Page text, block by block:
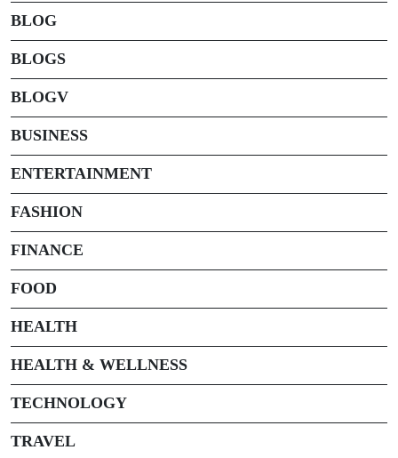
BLOG
BLOGS
BLOGV
BUSINESS
ENTERTAINMENT
FASHION
FINANCE
FOOD
HEALTH
HEALTH & WELLNESS
TECHNOLOGY
TRAVEL